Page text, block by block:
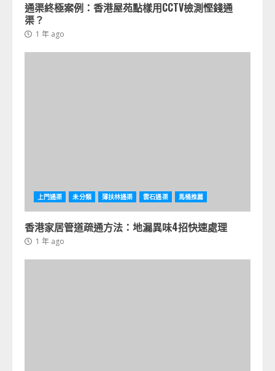
通渠終極案例：香港屋苑點樣用CCTV檢測慳錢通
渠？
1 年 ago
上門通渠 未分類 薄扶林通渠 雲石通渠 馬桶推薦
香港家居管道疏通方法：地漏異味4招快速處理
1 年 ago